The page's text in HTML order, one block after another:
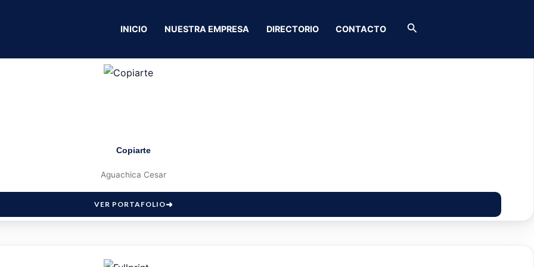
INICIO NUESTRA EMPRESA DIRECTORIO CONTACTO Buscar
Copiarte
Aguachica Cesar
VER PORTAFOLIO